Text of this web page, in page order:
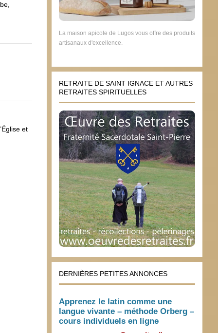
et
La maison apicole de Lugos vous offre des produits
artisanaux d'excellence.
RETRAITE DE SAINT IGNACE ET AUTRES
RETRAITES SPIRITUELLES
DERNIÈRES PETITES ANNONCES
Apprenez le latin comme une
langue vivante – méthode Orberg –
cours individuels en ligne